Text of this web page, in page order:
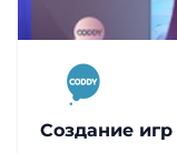
Создание